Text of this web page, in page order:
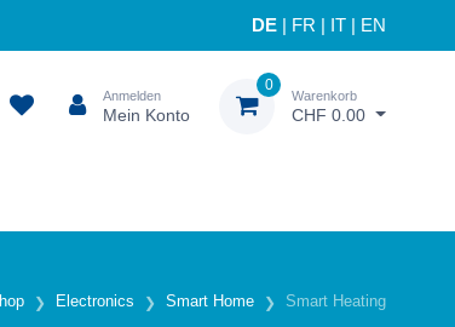
DE FR IT EN
Anmelden
Mein Konto
0
Warenkorb
CHF 0.00
Electronics Smart Home Smart Heating